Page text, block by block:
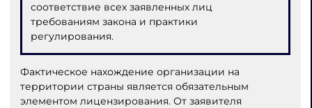
соответствие всех заявленных лиц
требованиям закона и практики
регулирования.
Фактическое нахождение организации на
территории страны является обязательным
элементом лицензирования. От заявителя